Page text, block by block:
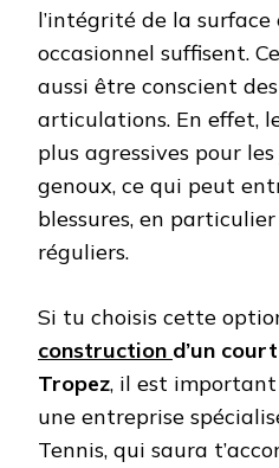
l’intégrité de la
occasionnel suffisent.
aussi être conscient
articulations. En effet,
plus agressives pour
genoux, ce qui peut
blessures, en
réguliers.
Si tu choisis cette
construction d’un
Tropez, il est
une entreprise
Tennis, qui saura